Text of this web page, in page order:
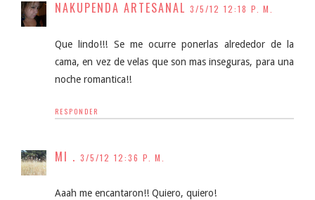
NAKUPENDA ARTESANAL 3/5/12 12:18 P. M.
Que lindo!!! Se me ocurre ponerlas alrededor de la
cama, en vez de velas que son mas inseguras, para una
noche romantica!!
RESPONDER
MI . 3/5/12 12:36 P. M.
Aaah me encantaron!! Quiero, quiero!